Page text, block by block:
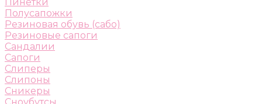
Полусапожки
Резиновая обувь (сабо)
Резиновые сапоги
Сандалии
Сапоги
Слиперы
Слипоны
Сникеры